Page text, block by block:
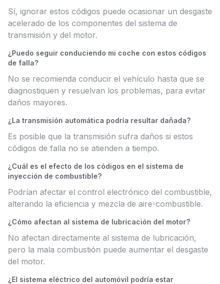
Sí, ignorar estos códigos puede ocasionar un desgaste
acelerado de los componentes del sistema de
transmisión y del motor.
¿Puedo seguir conduciendo mi coche con estos códigos
de falla?
No se recomienda conducir el vehículo hasta que se
diagnostiquen y resuelvan los problemas, para evitar
daños mayores.
¿La transmisión automática podría resultar dañada?
Es posible que la transmisión sufra daños si estos
códigos de falla no se atienden a tiempo.
¿Cuál es el efecto de los códigos en el sistema de
inyección de combustible?
Podrían afectar el control electrónico del combustible,
alterando la eficiencia y mezcla de aire-combustible.
¿Cómo afectan al sistema de lubricación del motor?
No afectan directamente al sistema de lubricación,
pero la mala combustión puede aumentar el desgaste
del motor.
¿El sistema eléctrico del automóvil podría estar